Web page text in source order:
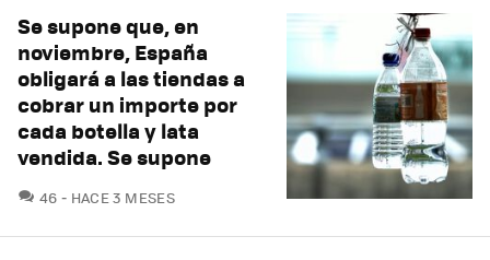
Se supone que, en
noviembre, España
obligará a las tiendas a
cobrar un importe por
cada botella y lata
vendida. Se supone
46 COMENTARIOS
HACE 3 MESES